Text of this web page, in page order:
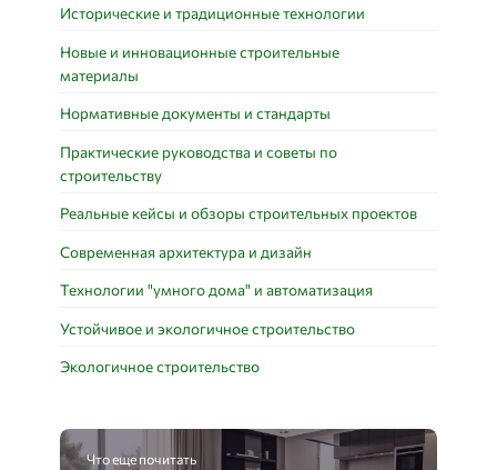
Исторические и традиционные технологии
Новые и инновационные строительные
материалы
Нормативные документы и стандарты
Практические руководства и советы по
строительству
Реальные кейсы и обзоры строительных проектов
Современная архитектура и дизайн
Технологии "умного дома" и автоматизация
Устойчивое и экологичное строительство
Экологичное строительство
Что еще почитать